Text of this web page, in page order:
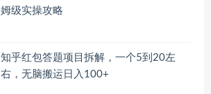
姆级实操攻略
知乎红包答题项目拆解，一个5到20左
右，无脑搬运日入100+